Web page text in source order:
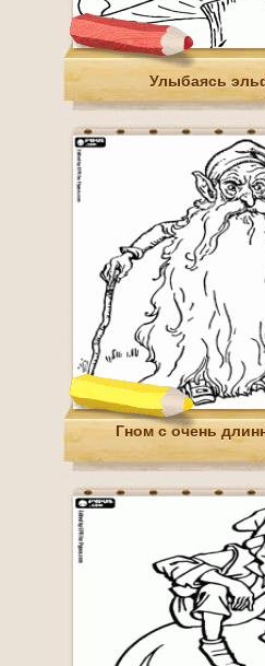
Улыбаясь
Гном с очень